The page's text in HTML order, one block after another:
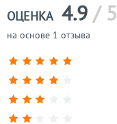
ОЦЕНКА 4.9 / 5
на основе 1 отзыва